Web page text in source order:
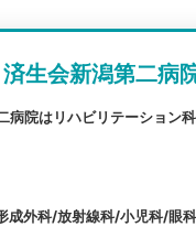
生会新潟第二病
院はリハビリテーション
成外科/放射線科/小児科/眼